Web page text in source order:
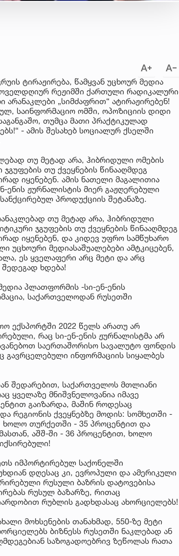
ტირაჟირება, წამყვან უცხოურ მედია
რეჟიმში ქართული რადიკალური
„სიმძაფრით“ ატირაჟირებენ!
საინფორმაციო ომში, ოპოზიციის დიდი
თუმცა მათი პრაქტიკულად
- ამის შესახებ სოციალურ ქსელში
თუ მეტად არა, ჰიბრიდული ომების
თუ ქვეყნების წინააღმდეგ
იყენებენ. ამის ნათელი მაგალითია
ენის ჟურნალისტის მიერ გაჟღერებული
პროდუქციის შეტანაზე.
თუ მეტად არა, ჰიბრიდული
ჯგუფების თუ ქვეყნების წინააღმდეგ
იყენებენ, და კიდევ უფრო სამწუხარო
მედიასაშუალებები ამტკიცებენ,
ეს ყველაფერი არც მეტი და არც
ხდება!
პლათფორმის -სი-ენ-ენის
საქართველოდან რუსეთში
ექსპორტში 2022 წელს არათუ არ
რაც სი-ენ-ენის ჟურნალისტმა არ
საერთაშორისო სავალუტო ფონდის
გავრცელებული ინფორმაციის სიყალბეს
შედარებით, საქართველოს მთლიანი
ყველაზე მნიშვნელოვანია იმავე
გაიზარდა, მაშინ როდესაც
რეგიონის ქვეყნებზე მოდის: სომხეთში -
ხოლო თურქეთში - 35 პროცენტით და
აშშ-ში - 36 პროცენტით, ხოლო
იმპორტირებულ საქონელში
დღესაც კი, ევროპული და ამერიკული
რუსული ბაზრის დატოვებისა
რუსულ ბაზარზე, რითაც
რუბლის გადხდასაც ახორციელებს!
მოხსენების თანახმად, 550-ზე მეტი
ბიზნესს რუსეთში ნაკლებად ან
საზოგადოებრივ ზეწოლას რათა